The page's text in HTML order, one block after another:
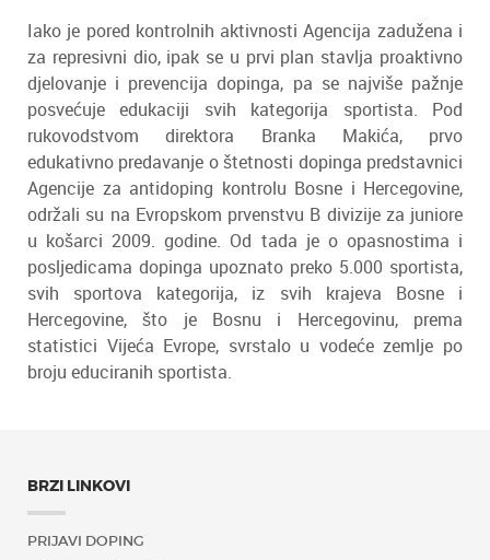
Iako je pored kontrolnih aktivnosti Agencija zadužena i
za represivni dio, ipak se u prvi plan stavlja proaktivno
djelovanje i prevencija dopinga, pa se najviše pažnje
posvećuje edukaciji svih kategorija sportista. Pod
rukovodstvom direktora Branka Makića, prvo
edukativno predavanje o štetnosti dopinga predstavnici
Agencije za antidoping kontrolu Bosne i Hercegovine,
održali su na Evropskom prvenstvu B divizije za juniore
u košarci 2009. godine. Od tada je o opasnostima i
posljedicama dopinga upoznato preko 5.000 sportista,
svih sportova kategorija, iz svih krajeva Bosne i
Hercegovine, što je Bosnu i Hercegovinu, prema
statistici Vijeća Evrope, svrstalo u vodeće zemlje po
broju educiranih sportista.
BRZI LINKOVI
PRIJAVI DOPING